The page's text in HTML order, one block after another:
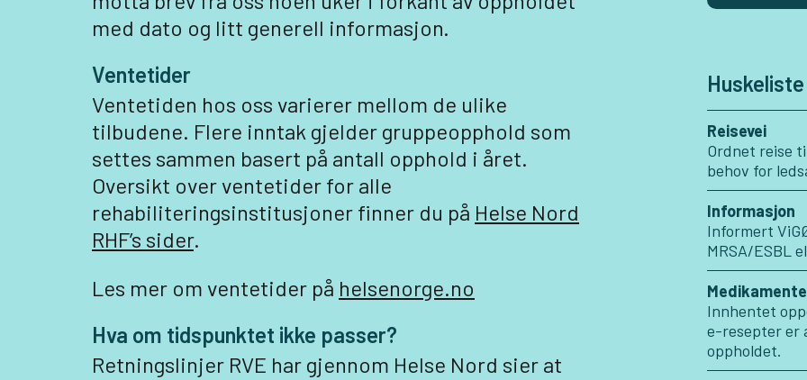
med dato og litt generell informasjon.
Ventetider
Ventetiden hos oss varierer mellom de ulike
tilbudene. Flere inntak gjelder gruppeopphold som
settes sammen basert på antall opphold i året.
Oversikt over ventetider for alle
rehabiliteringsinstitusjoner finner du på Helse Nord
RHF’s sider.
Les mer om ventetider på helsenorge.no
Hva om tidspunktet ikke passer?
Retningslinjer RVE har gjennom Helse Nord sier at
Reisevei
Ordnet reise
behov for
Informasjon
Informert
MRSA/ESBL
Innhentet
e-resepter er
oppholdet.